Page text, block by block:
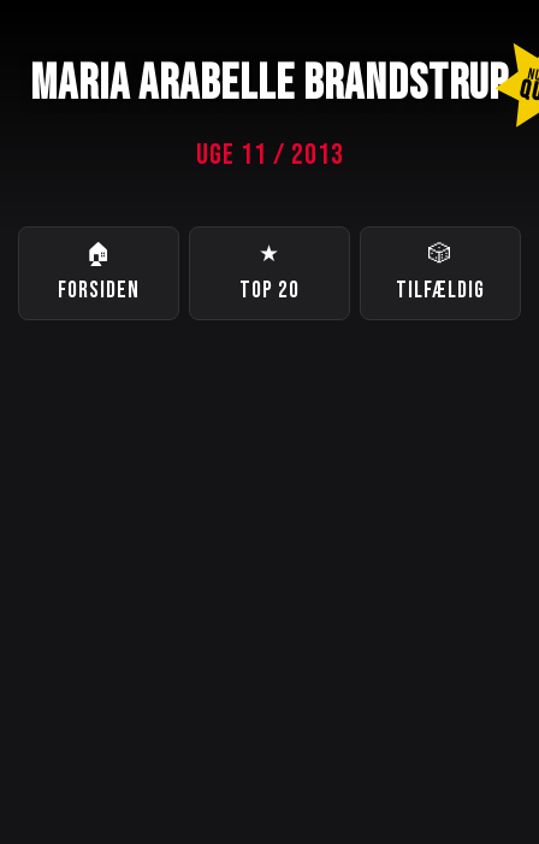
MARIA ARABELLE BRANDSTRUP
UGE 11 / 2013
🏠
FORSIDEN
★
TOP 20
🎲
TILFÆLDIG